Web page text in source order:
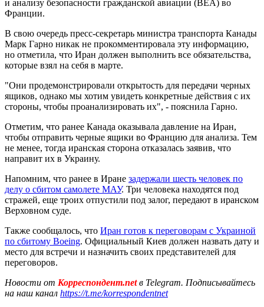
и анализу безопасности гражданской авиации (BEA) во
Франции.
В свою очередь пресс-секретарь министра транспорта Канады
Марк Гарно никак не прокомментировала эту информацию,
но отметила, что Иран должен выполнить все обязательства,
которые взял на себя в марте.
"Они продемонстрировали открытость для передачи черных
ящиков, однако мы хотим увидеть конкретные действия с их
стороны, чтобы проанализировать их", - пояснила Гарно.
Отметим, что ранее Канада оказывала давление на Иран,
чтобы отправить черные ящики во Францию для анализа. Тем
не менее, тогда иранская сторона отказалась заявив, что
направит их в Украину.
Напомним, что ранее в Иране задержали шесть человек по
делу о сбитом самолете МАУ. Три человека находятся под
стражей, еще троих отпустили под залог, передают в иранском
Верховном суде.
Также сообщалось, что Иран готов к переговорам с Украиной
по сбитому Boeing. Официальный Киев должен назвать дату и
место для встречи и назначить своих представителей для
переговоров.
Новости от Корреспондент.netв Telegram. Подписывайтесь
на наш канал https://t.me/korrespondentnet